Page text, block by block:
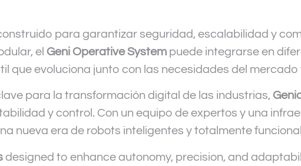
para garantizar seguridad, escalabilidad y
el Geni Operative System puede integrarse en
que evoluciona junto con las necesidades del mercado
para la transformación digital de las industrias,
y control. Con un equipo de expertos y una
nueva era de robots inteligentes y totalmente
designed to enhance autonomy, precision, and